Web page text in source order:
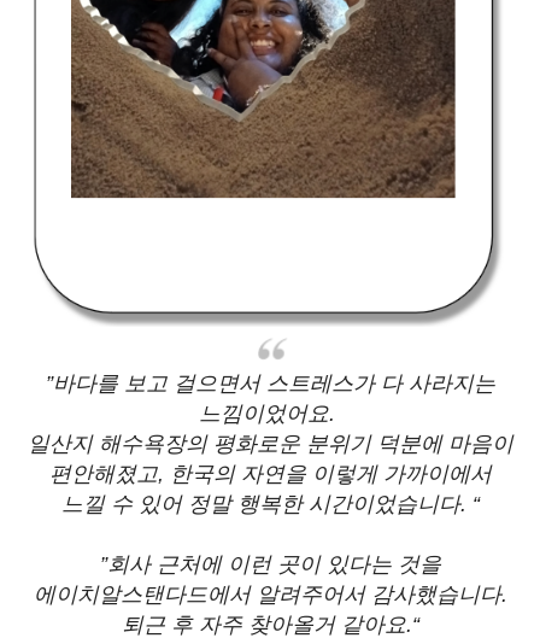
”바다를 보고 걸으면서 스트레스가 다 사라지는
느낌이었어요.
일산지 해수욕장의 평화로운 분위기 덕분에 마음이
편안해졌고, 한국의 자연을 이렇게 가까이에서
느낄 수 있어 정말 행복한 시간이었습니다. “
”회사 근처에 이런 곳이 있다는 것을
에이치알스탠다드에서 알려주어서 감사했습니다.
퇴근 후 자주 찾아올거 같아요.“